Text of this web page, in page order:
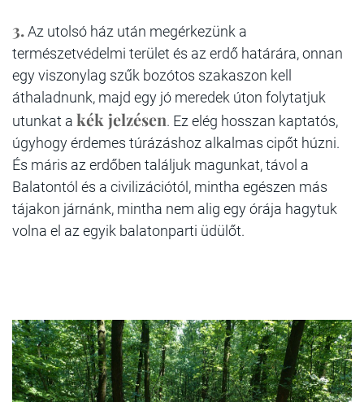
3.Az utolsó ház után megérkezünk a
természetvédelmi terület és az erdő határára, onnan
egy viszonylag szűk bozótos szakaszon kell
áthaladnunk, majd egy jó meredek úton folytatjuk
utunkat a kék jelzésen. Ez elég hosszan kaptatós,
úgyhogy érdemes túrázáshoz alkalmas cipőt húzni.
És máris az erdőben találjuk magunkat, távol a
Balatontól és a civilizációtól, mintha egészen más
tájakon járnánk, mintha nem alig egy órája hagytuk
volna el az egyik balatonparti üdülőt.